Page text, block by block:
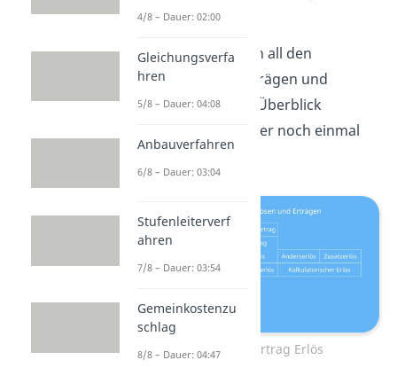
Patenten.
Damit du zwischen all den
verschiedenen Erträgen und
Erlösen nicht den Überblick
verlierst, gibt es hier noch einmal
eine Übersicht:
Übersicht Ertrag Erlös
4/8 – Dauer: 02:00
Gleichungsverfa
hren
5/8 – Dauer: 04:08
Anbauverfahren
6/8 – Dauer: 03:04
Stufenleiterverf
ahren
7/8 – Dauer: 03:54
Gemeinkostenzu
schlag
8/8 – Dauer: 04:47